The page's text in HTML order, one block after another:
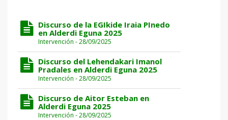
Discurso de la EGIkide Iraia PInedo
en Alderdi Eguna 2025
Intervención - 28/09/2025
Discurso del Lehendakari Imanol
Pradales en Alderdi Eguna 2025
Intervención - 28/09/2025
Discurso de Aitor Esteban en
Alderdi Eguna 2025
Intervención - 28/09/2025